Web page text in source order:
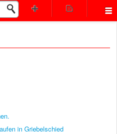
in Griebelschied